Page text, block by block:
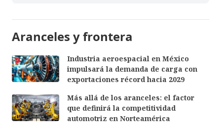
Aranceles y frontera
Industria aeroespacial en México
impulsará la demanda de carga con
exportaciones récord hacia 2029
Más allá de los aranceles: el factor
que definirá la competitividad
automotriz en Norteamérica